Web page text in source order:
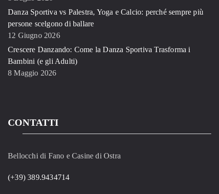
Danza Sportiva vs Palestra, Yoga e Calcio: perché sempre più
persone scelgono di ballare
12 Giugno 2026
Crescere Danzando: Come la Danza Sportiva Trasforma i
Bambini (e gli Adulti)
8 Maggio 2026
CONTATTI
Bellocchi di Fano e Casine di Ostra
(+39) 389.9434714